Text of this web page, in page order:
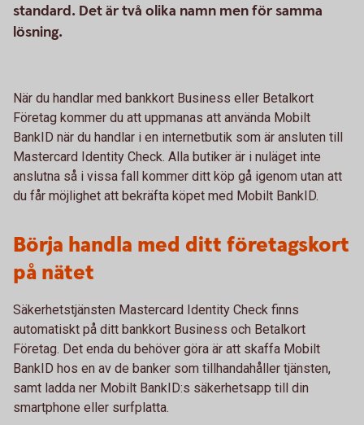
standard. Det är två olika namn men för samma
lösning.
När du handlar med bankkort Business eller Betalkort
Företag kommer du att uppmanas att använda Mobilt
BankID när du handlar i en internetbutik som är ansluten till
Mastercard Identity Check. Alla butiker är i nuläget inte
anslutna så i vissa fall kommer ditt köp gå igenom utan att
du får möjlighet att bekräfta köpet med Mobilt BankID.
Börja handla med ditt företagskort
på nätet
Säkerhetstjänsten Mastercard Identity Check finns
automatiskt på ditt bankkort Business och Betalkort
Företag. Det enda du behöver göra är att skaffa Mobilt
BankID hos en av de banker som tillhandahåller tjänsten,
samt ladda ner Mobilt BankID:s säkerhetsapp till din
smartphone eller surfplatta.